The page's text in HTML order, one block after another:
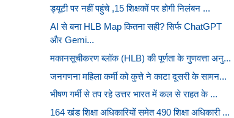
ड्यूटी पर नहीं पहुंचे ,15 शिक्षकों पर होगी निलंबन ...
AI से बना HLB Map कितना सही? सिर्फ ChatGPT
और Gemi...
मकानसूचीकरण ब्लॉक (HLB) की पूर्णता के गुणवत्ता अनु...
जनगणना महिला कर्मी को कुत्ते ने काटा दूसरी के सामन...
भीषण गर्मी से तप रहे उत्तर भारत में कल से राहत के ...
164 खंड शिक्षा अधिकारियों समेत 490 शिक्षा अधिकारी ...